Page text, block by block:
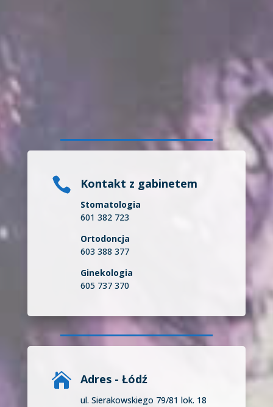
 Kontakt z gabinetem
Stomatologia
601 382 723
Ortodoncja
603 388 377
Ginekologia
605 737 370
 Adres - Łódź
ul. Sierakowskiego 79/81 lok. 18